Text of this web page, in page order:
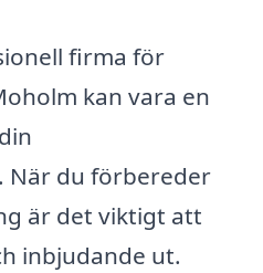
firma för
kan vara en
När du förbereder
är det viktigt att
inbjudande ut.